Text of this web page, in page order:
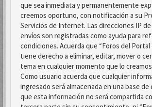
que sea inmediata y permanentemente
creemos oportuno, con notificación a su
Servicios de Internet. Las direcciones IP
envíos son registradas como ayuda para
condiciones. Acuerda que “Foros del Portal
tiene derecho a eliminar, editar, mover o
tema en cualquier momento que lo
Como usuario acuerda que cualquier
ingresado será almacenada en una base de
que esta información no será compartida